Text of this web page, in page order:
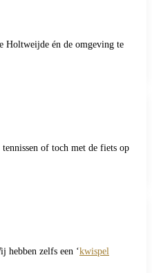
Holtweijde én de omgeving te
of toch met de fiets op
hebben zelfs een ‘kwispel